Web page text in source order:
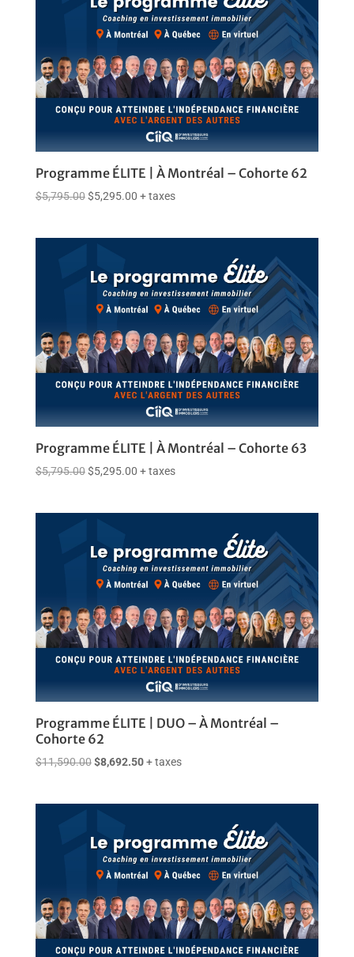
Programme ÉLITE | À Montréal – Cohorte 62
$5,795.00 $5,295.00 + taxes
Programme ÉLITE | À Montréal – Cohorte 63
$5,795.00 $5,295.00 + taxes
Programme ÉLITE | DUO – À Montréal –
Cohorte 62
$11,590.00 Le
$11,590.00.
$8,692.50Le+ taxes